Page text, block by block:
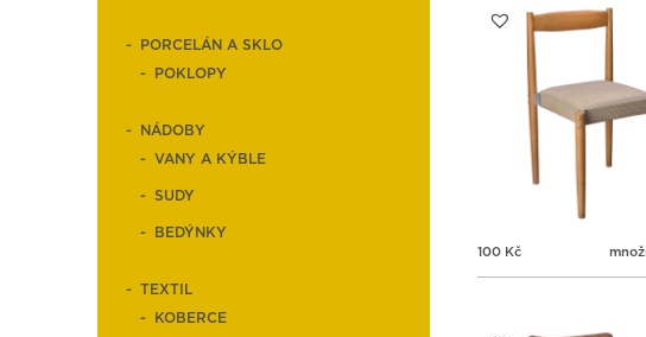
PORCELÁN A SKLO
POKLOPY
NÁDOBY
VANY A KÝBLE
SUDY
BEDÝNKY
TEXTIL
KOBERCE
100 Kč